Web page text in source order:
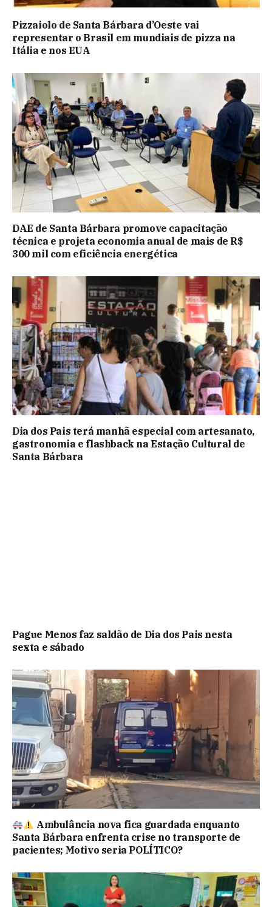
Pizzaiolo de Santa Bárbara d’Oeste vai
representar o Brasil em mundiais de pizza na
Itália e nos EUA
DAE de Santa Bárbara promove capacitação
técnica e projeta economia anual de mais de R$
300 mil com eficiência energética
Dia dos Pais terá manhã especial com artesanato,
gastronomia e flashback na Estação Cultural de
Santa Bárbara
Pague Menos faz saldão de Dia dos Pais nesta
sexta e sábado
Ambulância nova fica guardada enquanto
Santa Bárbara enfrenta crise no transporte de
pacientes; Motivo seria POLÍTICO?